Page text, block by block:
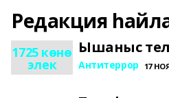
Редакция
1725 көнө
элек
Ышаныс
Антитеррор 17